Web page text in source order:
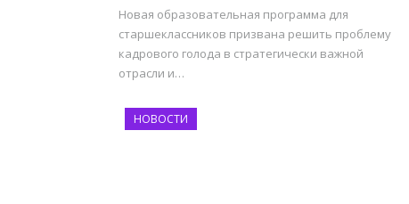
Новая образовательная программа для
старшеклассников призвана решить проблему
кадрового голода в стратегически важной
отрасли и…
НОВОСТИ